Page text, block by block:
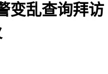
变乱查询拜访